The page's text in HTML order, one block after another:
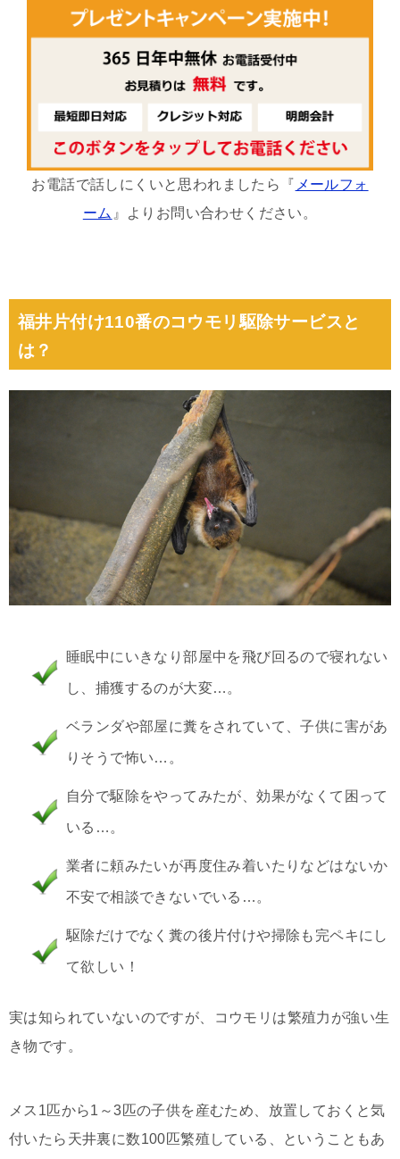
お電話で話しにくいと思われましたら『 メールフォ
ーム 』よりお問い合わせください。
福井片付け110番のコウモリ駆除サービスと
は？
睡眠中にいきなり部屋中を飛び回るので寝れない
し、捕獲するのが大変…。
ベランダや部屋に糞をされていて、子供に害があ
りそうで怖い…。
自分で駆除をやってみたが、効果がなくて困って
いる…。
業者に頼みたいが再度住み着いたりなどはないか
不安で相談できないでいる…。
駆除だけでなく糞の後片付けや掃除も完ペキにし
て欲しい！
実は知られていないのですが、コウモリは繁殖力が強い生
き物です。
メス1匹から1～3匹の子供を産むため、放置しておくと気
付いたら天井裏に数100匹繁殖している、ということもあ